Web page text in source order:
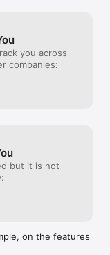
you across
companies:
but it is not
on the features